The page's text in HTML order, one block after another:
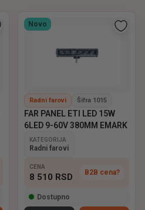
Novo
Radni farovi Šifra 1015
FAR PANEL ETI LED 15W
6LED 9-60V 380MM EMARK
KATEGORIJA
Radni farovi
CENA
8 510 RSD B2B cena?
Dostupno